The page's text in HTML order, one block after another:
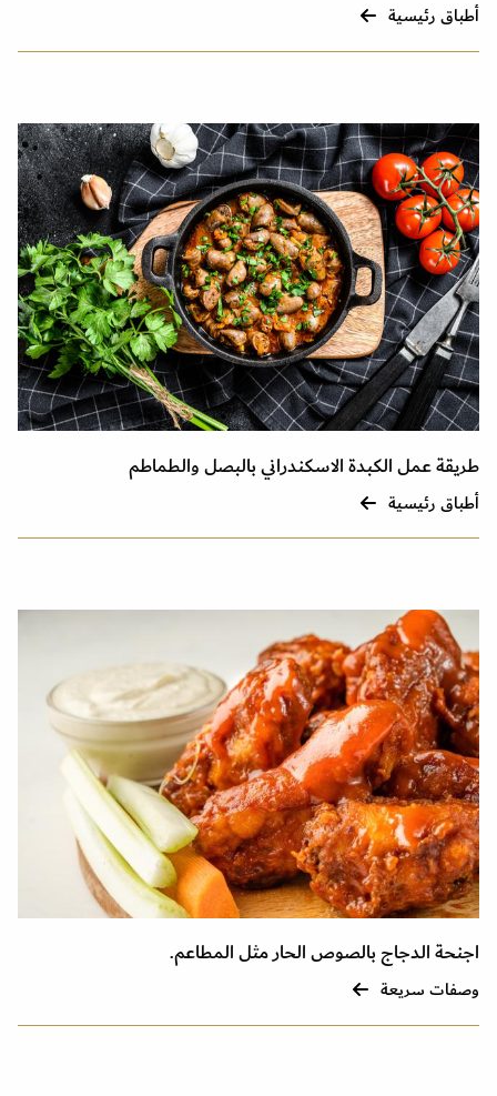
أطباق رئيسية
طريقة عمل الكبدة الاسكندراني بالبصل والطماطم
أطباق رئيسية
اجنحة الدجاج بالصوص الحار مثل المطاعم.
وصفات سريعة